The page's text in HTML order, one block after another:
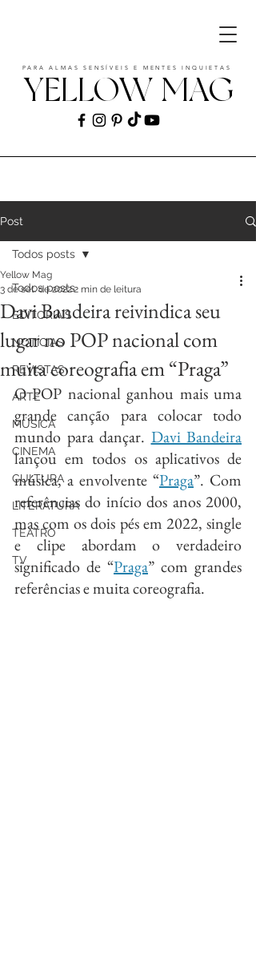
YELLOW MAG
PARA ALMAS SENSÍVEIS E MENTES INQUIETAS
Post
Todos posts
EDITORIAIS
NOTÍCIAS
REVISTAS
ARTE
MÚSICA
CINEMA
CULTURA
LITERATURA
TEATRO
TV
Todos posts
Davi Bandeira reivindica seu
lugar no POP nacional com
muita coreografia em “Praga”
Yellow Mag
3 de set. de 20222 min de leitura
O POP nacional ganhou mais uma
grande canção para colocar todo
mundo para dançar. Davi Bandeira
lançou em todos os aplicativos de
música, a envolvente “Praga”. Com
referências do início dos anos 2000,
mas com os dois pés em 2022, single
e clipe abordam o verdadeiro
significado de “Praga” com grandes
referências e muita coreografia.